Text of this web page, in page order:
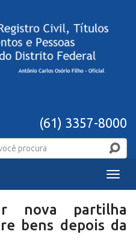
(61) 3357-8000
Menu
nova partilha
bens depois da